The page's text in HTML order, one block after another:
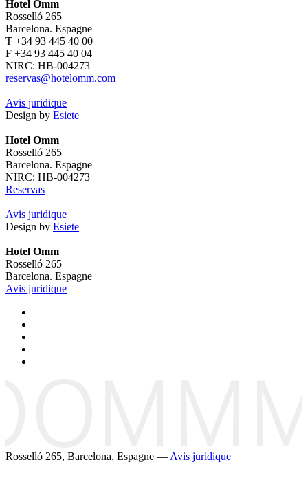
Hotel Omm
Rosselló 265
Barcelona. Espagne
T +34 93 445 40 00
F +34 93 445 40 04
NIRC: HB-004273
reservas@hotelomm.com
Avis juridique
Design by Esiete
Hotel Omm
Rosselló 265
Barcelona. Espagne
NIRC: HB-004273
Reservas
Avis juridique
Design by Esiete
Hotel Omm
Rosselló 265
Barcelona. Espagne
Avis juridique
Rosselló 265, Barcelona. Espagne — Avis juridique